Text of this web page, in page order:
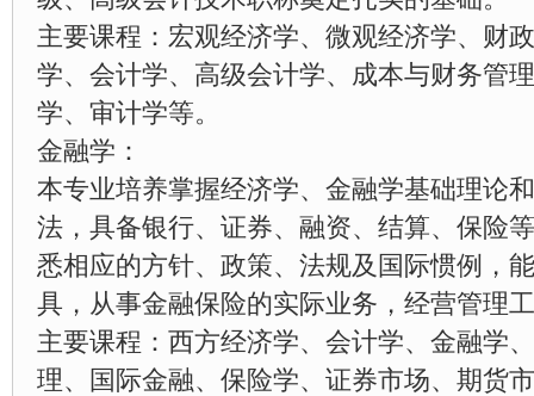
主要课程：宏观经济学、微观经济学、财
学、会计学、高级会计学、成本与财务管
学、审计学等。
金融学：
本专业培养掌握经济学、金融学基础理论
法，具备银行、证券、融资、结算、保险
悉相应的方针、政策、法规及国际惯例，
具，从事金融保险的实际业务，经营管理
主要课程：西方经济学、会计学、金融学
理、国际金融、保险学、证券市场、期货